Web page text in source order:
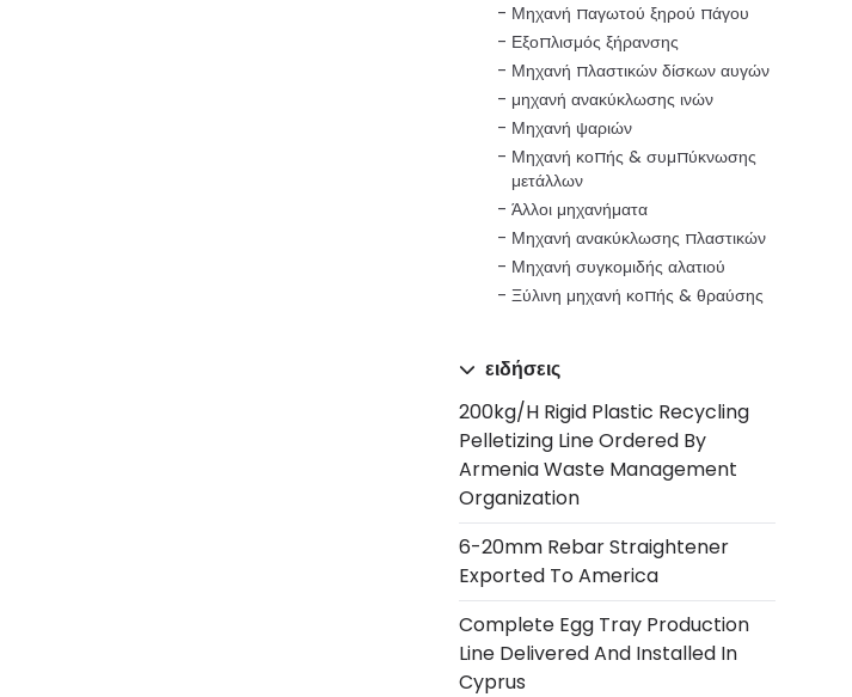
Μηχανή παγωτού ξηρού πάγου
Εξοπλισμός ξήρανσης
Μηχανή πλαστικών δίσκων αυγών
μηχανή ανακύκλωσης ινών
Μηχανή ψαριών
Μηχανή κοπής & συμπύκνωσης
μετάλλων
Άλλοι μηχανήματα
Μηχανή ανακύκλωσης πλαστικών
Μηχανή συγκομιδής αλατιού
Ξύλινη μηχανή κοπής & θραύσης
ειδήσεις
200kg/h Rigid Plastic Recycling
Pelletizing Line Ordered By
Armenia Waste Management
Organization
6-20mm Rebar Straightener
Exported To America
Complete Egg Tray Production
Line Delivered And Installed In
Cyprus